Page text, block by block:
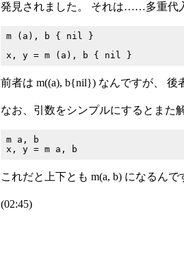
発見されました。 それは……多重代
m (a), b { nil }
前者は m((a), b{nil}) なんですが、 後
なお、引数をシンプルにするとまた
m a, b
これだと上下とも m(a, b) になるん
(02:45)